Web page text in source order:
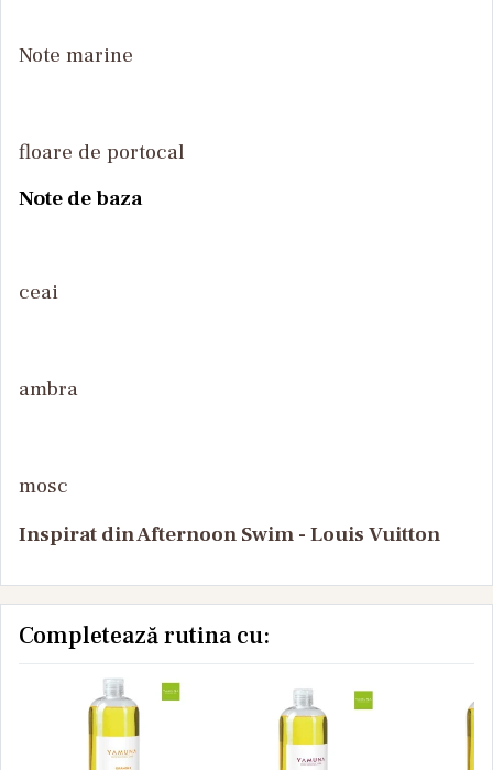
Note marine
floare de portocal
Note de baza
ceai
ambra
mosc
Inspirat din Afternoon Swim - Louis Vuitton
Completează rutina cu: